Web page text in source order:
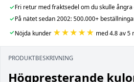
✓Fri retur med fraktsedel om du skulle
✓På nätet sedan 2002: 500.000+
✓Nöjda kunder ★★★★★ med 4.8 av 5
PRODUKTBESKRIVNING
Högpresterande